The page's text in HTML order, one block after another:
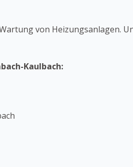
von Heizungsanlagen.
Kaulbach: